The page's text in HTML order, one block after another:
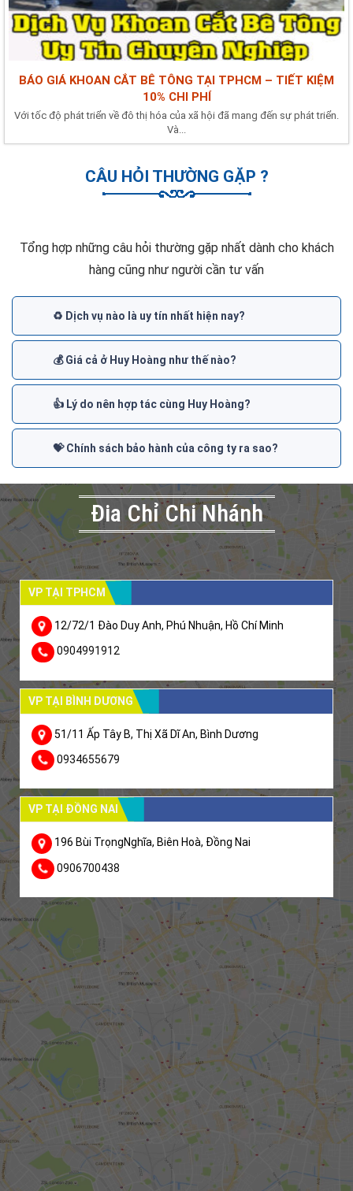
BÁO GIÁ KHOAN CẮT BÊ TÔNG TẠI TPHCM – TIẾT KIỆM
10% CHI PHÍ
Với tốc độ phát triển về đô thị hóa của xã hội đã mang đến sự phát triển.
Và...
CÂU HỎI THƯỜNG GẶP ?
Tổng hợp những câu hỏi thường gặp nhất dành cho khách
hàng cũng như người cần tư vấn
♻️ Dịch vụ nào là uy tín nhất hiện nay?
💰 Giá cả ở Huy Hoàng như thế nào?
👍 Lý do nên hợp tác cùng Huy Hoàng?
💝 Chính sách bảo hành của công ty ra sao?
Đia Chỉ Chi Nhánh
VP TẠI TPHCM
12/72/1 Đào Duy Anh, Phú Nhuận, Hồ Chí Minh
0904991912
VP TẠI BÌNH DƯƠNG
51/11 Ấp Tây B, Thị Xã Dĩ An, Bình Dương
0934655679
VP TẠI ĐỒNG NAI
196 Bùi TrọngNghĩa, Biên Hoà, Đồng Nai
0906700438